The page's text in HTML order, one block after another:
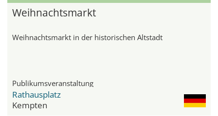
Weihnachtsmarkt
Weihnachtsmarkt in der historischen Altstadt
Publikumsveranstaltung
Rathausplatz
Kempten